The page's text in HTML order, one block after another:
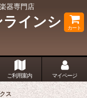
器専門店
インシ
カート
ご利用案内 マイページ
ス